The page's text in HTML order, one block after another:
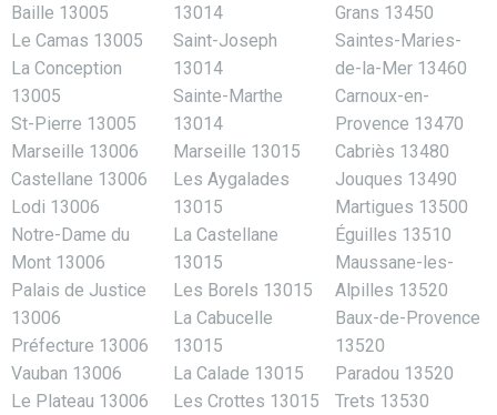
Baille 13005
Le Camas 13005
La Conception
13005
St-Pierre 13005
Marseille 13006
Castellane 13006
Lodi 13006
Notre-Dame du
Mont 13006
Palais de Justice
13006
Préfecture 13006
Vauban 13006
Le Plateau 13006
13014
Saint-Joseph
13014
Sainte-Marthe
13014
Marseille 13015
Les Aygalades
13015
La Castellane
13015
Les Borels 13015
La Cabucelle
13015
La Calade 13015
Les Crottes 13015
Grans 13450
Saintes-Maries-
de-la-Mer 13460
Carnoux-en-
Provence 13470
Cabriès 13480
Jouques 13490
Martigues 13500
Éguilles 13510
Maussane-les-
Alpilles 13520
Baux-de-Provence
13520
Paradou 13520
Trets 13530